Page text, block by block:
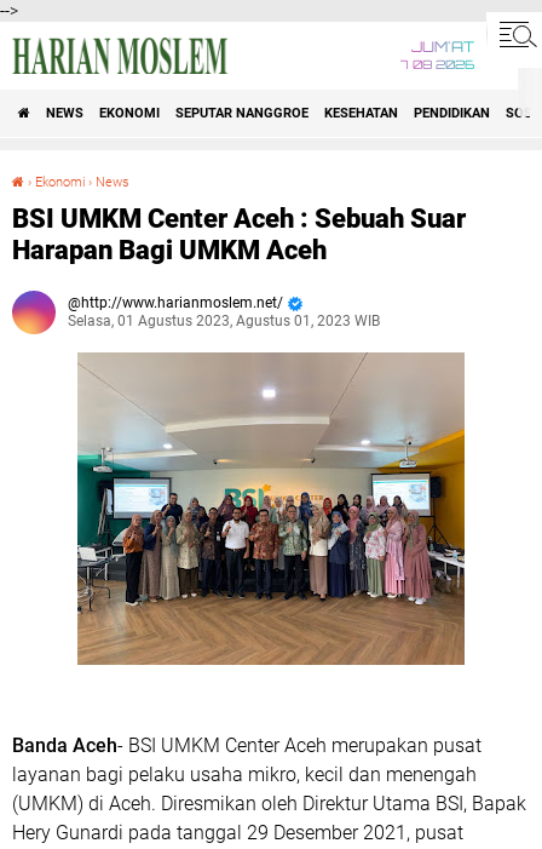
-->
JUM'AT
7 08 2026
NEWS EKONOMI SEPUTAR NANGGROE KESEHATAN PENDIDIKAN
› Ekonomi › News
BSI UMKM Center Aceh : Sebuah Suar
Harapan Bagi UMKM Aceh
http://www.harianmoslem.net/
Selasa, 01 Agustus 2023, Agustus 01, 2023 WIB
Banda Aceh- BSI UMKM Center Aceh merupakan pusat
layanan bagi pelaku usaha mikro, kecil dan menengah
(UMKM) di Aceh. Diresmikan oleh Direktur Utama BSI, Bapak
Hery Gunardi pada tanggal 29 Desember 2021, pusat